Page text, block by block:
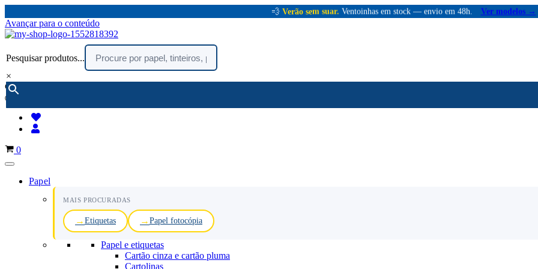
💨 Verão sem suar. Ventoinhas em stock — envio em 48h. Ver modelos →
Avançar para o conteúdo
Pesquisar produtos...
×
encomendar por telefone :
(chamada rede fixa nacional)
Carrinho
0
Papel
MAIS PROCURADAS
Etiquetas Papel fotocópia
Papel e etiquetas
Cartão cinza e cartão pluma
Cartolinas